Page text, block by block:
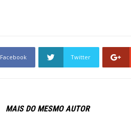
Facebook Twitter
MAIS DO MESMO AUTOR